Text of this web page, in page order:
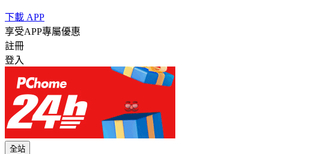
下載 APP
享受APP專屬優惠
註冊
登入
全站